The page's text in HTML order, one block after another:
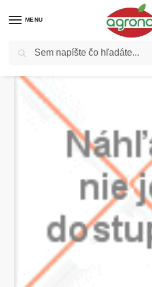
MENU
Domov Biologické-ekologické prípravky